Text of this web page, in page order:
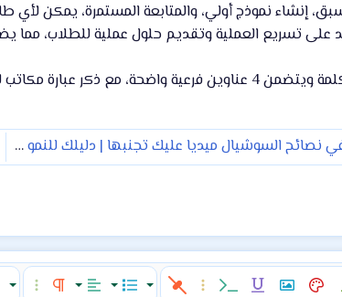
إنشاء نموذج أولي، والمتابعة المستمرة، يمكن
على تسريع العملية وتقديم حلول عملية للطلاب، مما
هذا المقال يزيد عن 1000 كلمة ويتضمن 4 عناوين فرعية
10 أخطاء شائعة في نصائح السوشيال ميديا عليك تجنبها | دليلك للنمو السليم في صناعة المحتوى
لون النصإدراج صورةمسطركود مضمنخيارات إضافية…قائمة المحاذاةتنسيق الفقرة
خيارات